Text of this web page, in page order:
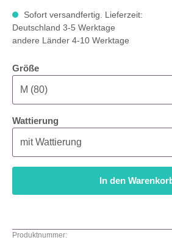
Sofort versandfertig. Lieferzeit:
Deutschland 3-5 Werktage
andere Länder 4-10 Werktage
Größeauswählen
Wattierungauswählen
In den
Produktnummer: